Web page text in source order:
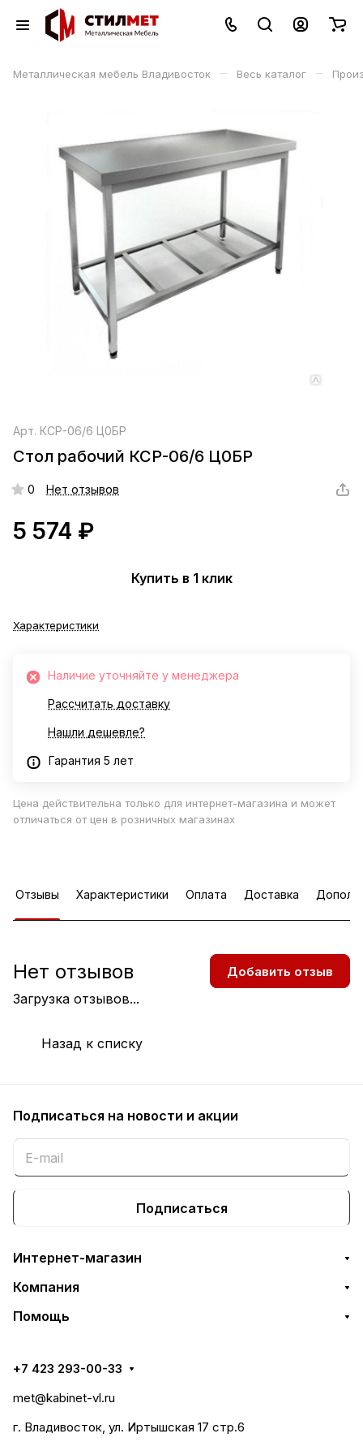
Металлическая мебель Владивосток – Весь каталог –
Арт. КСР-06/6 Ц0БР
Стол рабочий КСР-06/6 Ц0БР
0 Нет отзывов
5 574 ₽
Купить в 1 клик
Характеристики
Наличие уточняйте у менеджера
Рассчитать доставку
Нашли дешевле?
Гарантия 5 лет
Цена действительна только для интернет-магазина и может
отличаться от цен в розничных магазинах
Отзывы Характеристики Оплата Доставка
Загрузка отзывов...
Нет отзывов Добавить отзыв
Назад к списку
Подписаться на новости и акции
Подписаться
Интернет-магазин
Компания
Помощь
+7 423 293-00-33
met@kabinet-vl.ru
г. Владивосток, ул. Иртышская 17 стр.6